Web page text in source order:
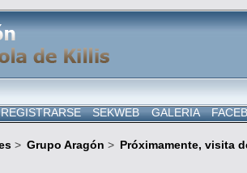
REGISTRARSE SEKWEB GALERIA
> Grupo Aragón > Próximamente, visita